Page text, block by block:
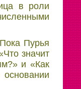
в роли
Пурья
значит
и «Как